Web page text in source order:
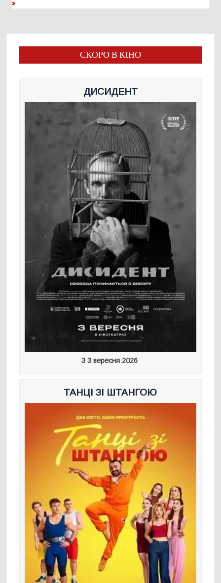
СКОРО В КІНО
ДИСИДЕНТ
З 3 вересня 2026
ТАНЦІ ЗІ ШТАНГОЮ